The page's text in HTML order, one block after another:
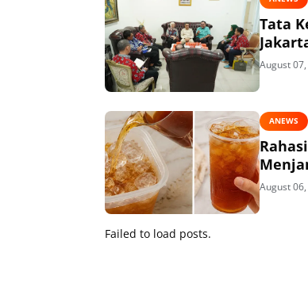
Tata
August
ANEWS
August
Failed to load posts.